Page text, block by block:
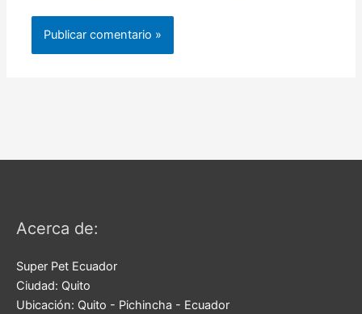
Acerca de:
Super Pet Ecuador
Ciudad: Quito
Ubicación: Quito - Pichincha - Ecuador